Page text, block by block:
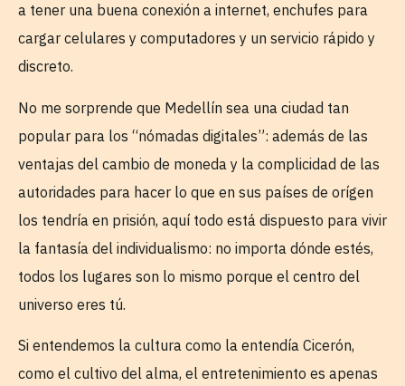
a tener una buena conexión a internet, enchufes para
cargar celulares y computadores y un servicio rápido y
discreto.
No me sorprende que Medellín sea una ciudad tan
popular para los “nómadas digitales”: además de las
ventajas del cambio de moneda y la complicidad de las
autoridades para hacer lo que en sus países de orígen
los tendría en prisión, aquí todo está dispuesto para vivir
la fantasía del individualismo: no importa dónde estés,
todos los lugares son lo mismo porque el centro del
universo eres tú.
Si entendemos la cultura como la entendía Cicerón,
como el cultivo del alma, el entretenimiento es apenas